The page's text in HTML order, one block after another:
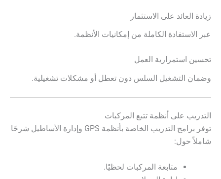
زيادة العائد على الاستثمار
عبر الاستفادة الكاملة من إمكانيات الأنظمة.
تحسين استمرارية العمل
وضمان التشغيل السلس دون تعطل أو مشكلات تشغيلية.
التدريب على أنظمة تتبع المركبات
توفر برامج التدريب الخاصة بأنظمة GPS وإدارة الأساطيل شرحًا
شاملاً حول:
متابعة المركبات لحظيًا.